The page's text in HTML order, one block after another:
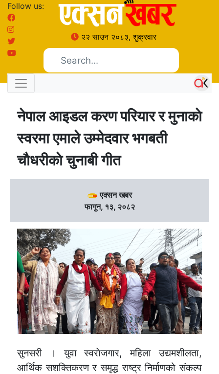
Follow us:
२२ साउन २०८३, शुक्रवार
नेपाल आइडल करण परियार र मुनाकाे
स्वरमा एमाले उम्मेदवार भगबती
चाैधरीकाे चुनाबी गीत
एक्सन खबर
फागुन, १३, २०८२
सुनसरी । युवा स्वराेजगार, महिला उद्यमशीलता,
आर्थिक सशक्तिकरण र समृद्ध राष्ट्र निर्माणको संकल्प